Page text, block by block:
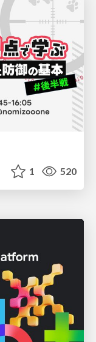
1 520